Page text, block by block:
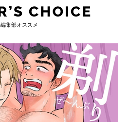
編集部オススメ